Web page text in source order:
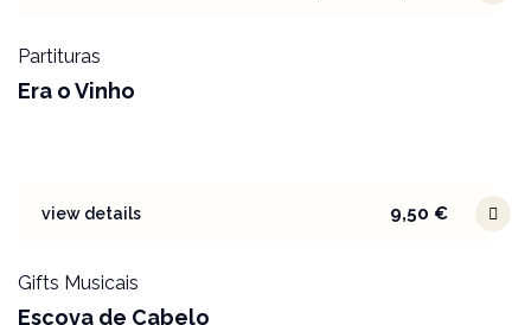
Partituras
Era o Vinho
view details 9,50 €
Gifts Musicais
Escova de Cabelo